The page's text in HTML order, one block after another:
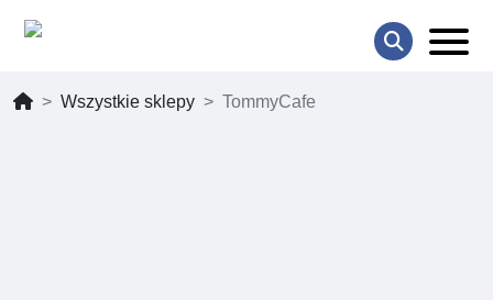
Wszystkie sklepy TommyCafe